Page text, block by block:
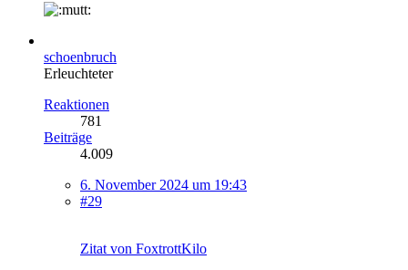
schoenbruch
Erleuchteter
Reaktionen
781
Beiträge
4.009
6. November 2024 um 19:43
#29
Zitat von FoxtrottKilo